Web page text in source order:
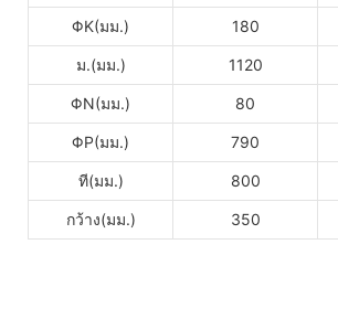
ΦK(มม.) 180
ม.(มม.) 1120
ΦN(มม.) 80
ΦP(มม.) 790
ที(มม.) 800
กว้าง(มม.) 350